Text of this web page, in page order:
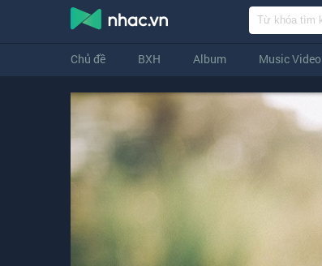
Chủ đề BXH Album Music Video